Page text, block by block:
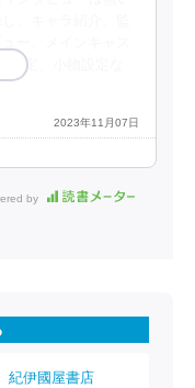
設定、小物設定な
2023年11月07日
by
紀伊國屋書店